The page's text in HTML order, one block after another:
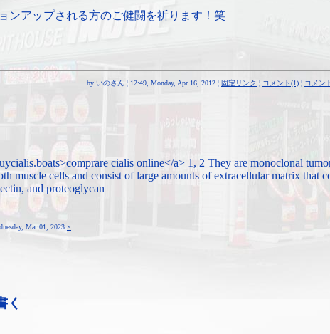
ンアップされる方のご健闘を祈ります！笑
by いのさん ¦ 12:49, Monday, Apr 16, 2012 ¦ 固定リンク ¦ コメント(1) ¦ コメン
cialis online</a> 1, 2 They are monoclonal
muscle cells and consist of large amounts of extracellular matrix that
and proteoglycan
Mar 01, 2023 ×
く